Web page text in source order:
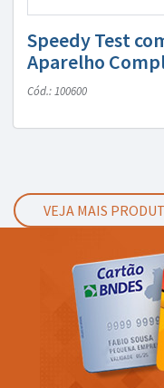
Speedy Test
Aparelho
Cód.: 100600
VEJA MAIS